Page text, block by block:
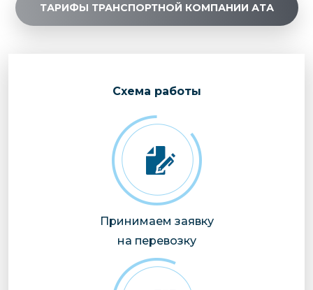
ТАРИФЫ ТРАНСПОРТНОЙ КОМПАНИИ АТА
Cхема работы
Принимаем заявку
на перевозку